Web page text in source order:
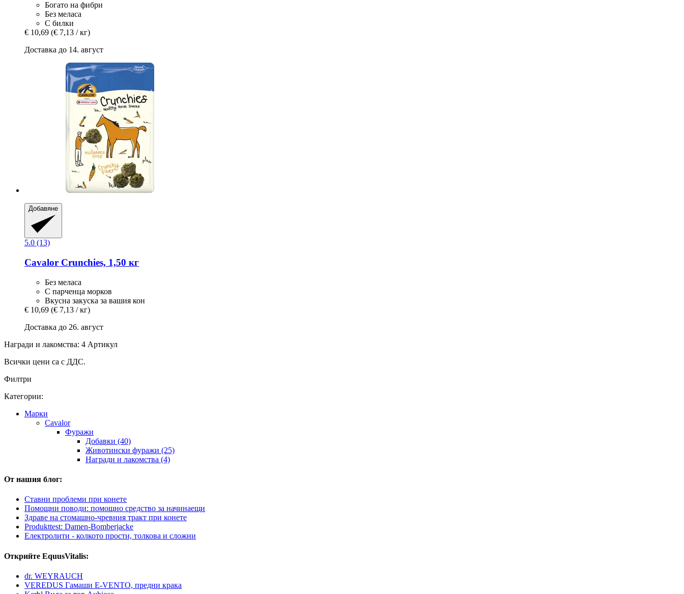
Богато на фибри
Без меласа
С билки
€ 10,69 (€ 7,13 / кг)
Доставка до 14. август
Добавяне
5.0 (13)
Cavalor Crunchies, 1,50 кг
Без меласа
С парченца морков
Вкусна закуска за вашия кон
€ 10,69 (€ 7,13 / кг)
Доставка до 26. август
Награди и лакомства: 4 Артикул
Всички цени са с ДДС.
Филтри
Категории:
Марки
Cavalor
Фуражи
Добавки (40)
Животински фуражи (25)
Награди и лакомства (4)
От нашия блог:
Ставни проблеми при конете
Помощни поводи: помощно средство за начинаещи
Здраве на стомашно-чревния тракт при конете
Produkttest: Damen-Bomberjacke
Електролити - колкото прости, толкова и сложни
Открийте EquusVitalis:
dr. WEYRAUCH
VEREDUS Гамаши E-VENTO, предни крака